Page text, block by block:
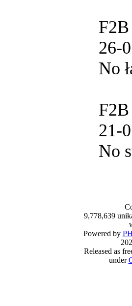
26-
No
21-
No
9,778,639
Powered by
Released as
under